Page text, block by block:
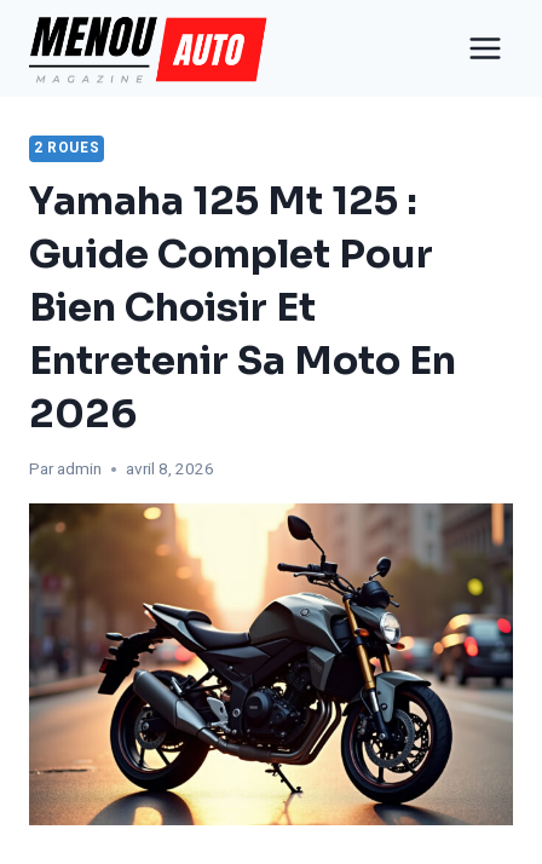
Aller
contenu
2 ROUES
Yamaha 125 Mt 125 :
Guide Complet Pour
Bien Choisir Et
Entretenir Sa Moto En
2026
Par admin avril 8, 2026